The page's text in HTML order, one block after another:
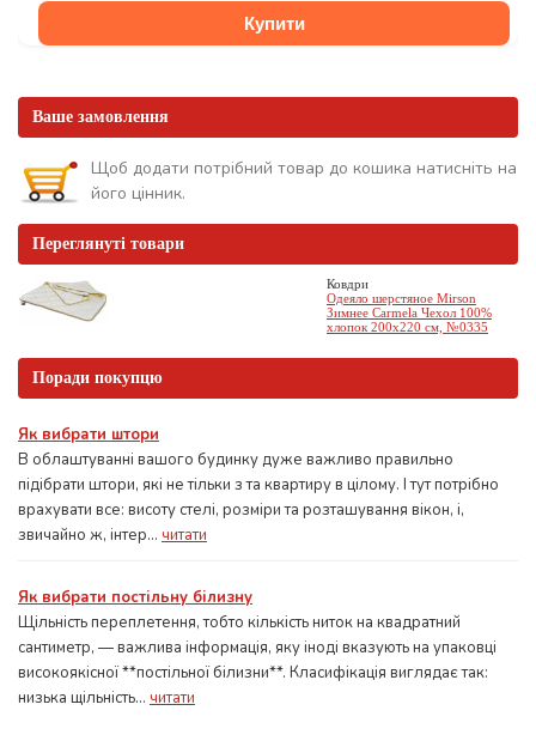
Купити
Ваше замовлення
Щоб додати потрібний товар до кошика натисніть на
його цінник.
Переглянуті товари
Ковдри
Одеяло шерстяное Mirson
Зимнее Carmela Чехол 100%
хлопок 200x220 см, №0335
Поради покупцю
Як вибрати штори
В облаштуванні вашого будинку дуже важливо правильно
підібрати штори, які не тільки з та квартиру в цілому. І тут потрібно
врахувати все: висоту стелі, розміри та розташування вікон, і,
звичайно ж, інтер... читати
Як вибрати постільну білизну
Щільність переплетення, тобто кількість ниток на квадратний
сантиметр, — важлива інформація, яку іноді вказують на упаковці
високоякісної **постільної білизни**. Класифікація виглядає так:
низька щільність... читати